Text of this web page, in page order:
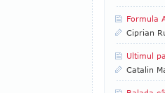
Formula
Ciprian
Ultimul
Catalin